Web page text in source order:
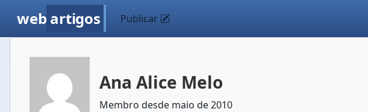
web artigos Publicar
Ana Alice Melo
Membro desde maio de 2010